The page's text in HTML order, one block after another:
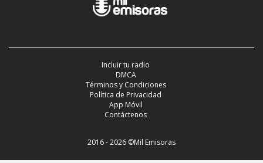
Incluir tu radio
DMCA
Términos y Condiciones
Política de Privacidad
App Móvil
Contáctenos
2016 - 2026 ©Mil Emisoras